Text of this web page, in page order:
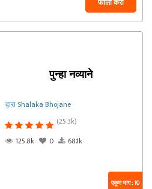
फॉलो करा
पुन्हा नव्याने
द्वारा Shalaka Bhojane
(25.3k)
125.8k
0 68.1k
एकूण भाग : 10